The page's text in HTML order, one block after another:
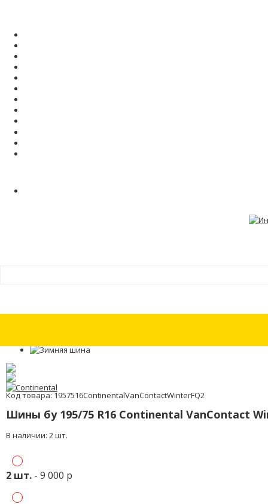
Код товара: 1957516ContinentalVanContactWinterFQ2
Шины бу 195/75 R16 Continental VanContact
В наличии: 2 шт.
2 шт. - 9 000 р